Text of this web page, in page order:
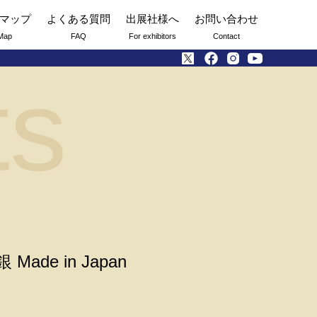
ップ よくある質問
FAQ
出展社様へ
For exhibitors
お問い合わせ
Contact
Made in Japan